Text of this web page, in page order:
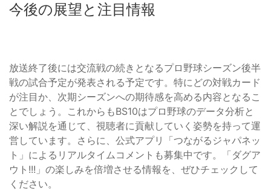
今後の展望と注目情報
放送終了後には交流戦の続きとなるプロ野球シーズン後半
戦の試合予定が発表される予定です。特にどの対戦カード
が注目か、次期シーズンへの期待感を高める内容となるこ
とでしょう。これからもBS10はプロ野球のデータ分析と
深い解説を通じて、視聴者に貢献していく姿勢を持って運
営しています。さらに、公式アプリ「つながるジャパネッ
ト」によるリアルタイムコメントも募集中です。「ダグア
ウト!!!」の楽しみを倍増させる情報を、ぜひチェックして
ください。